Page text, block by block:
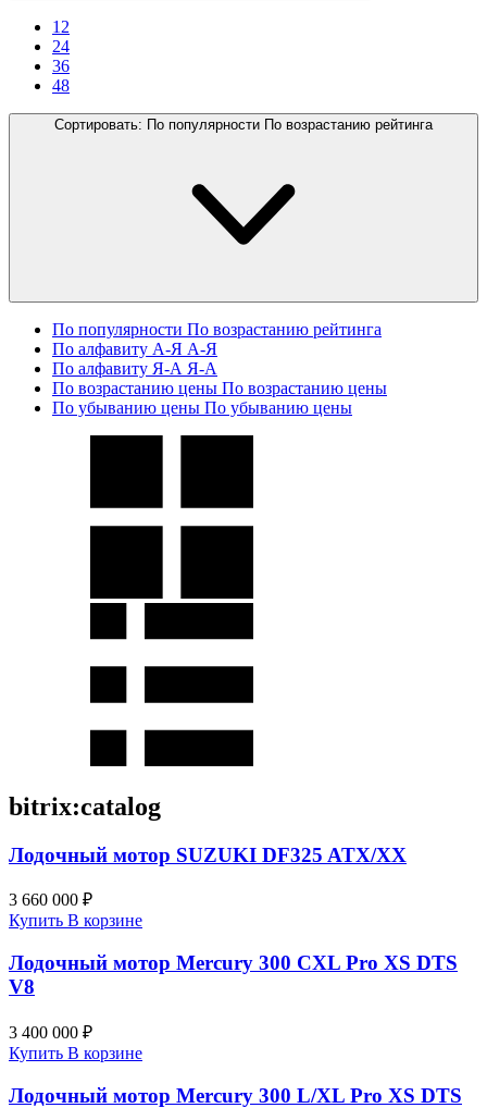
12
24
36
48
Сортировать: По популярности По возрастанию рейтинга
По популярности По возрастанию рейтинга
По алфавиту А-Я А-Я
По алфавиту Я-А Я-А
По возрастанию цены По возрастанию цены
По убыванию цены По убыванию цены
bitrix:catalog
Лодочный мотор SUZUKI DF325 ATX/XX
3 660 000 ₽
Купить В корзине
Лодочный мотор Mercury 300 СXL Pro XS DTS
V8
3 400 000 ₽
Купить В корзине
Лодочный мотор Mercury 300 L/XL Pro XS DTS